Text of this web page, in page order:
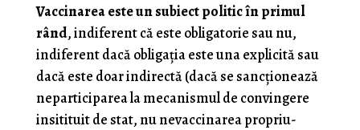
Vaccinarea este un subiect politic în primul
rând, indiferent că este obligatorie sau nu,
indiferent dacă obligaţia este una explicită sau
dacă este doar indirectă (dacă se sancţionează
neparticiparea la mecanismul de convingere
insitituit de stat, nu nevaccinarea propriu-